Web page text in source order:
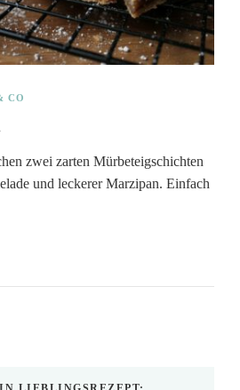
CO
zwei zarten Mürbeteigschichten
und leckerer Marzipan. Einfach